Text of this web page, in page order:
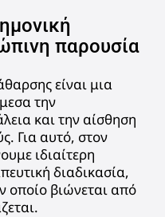
παρουσία
είναι μια
την
και την αίσθηση
Για αυτό, στον
ιδιαίτερη
διαδικασία,
οποίο βιώνεται από